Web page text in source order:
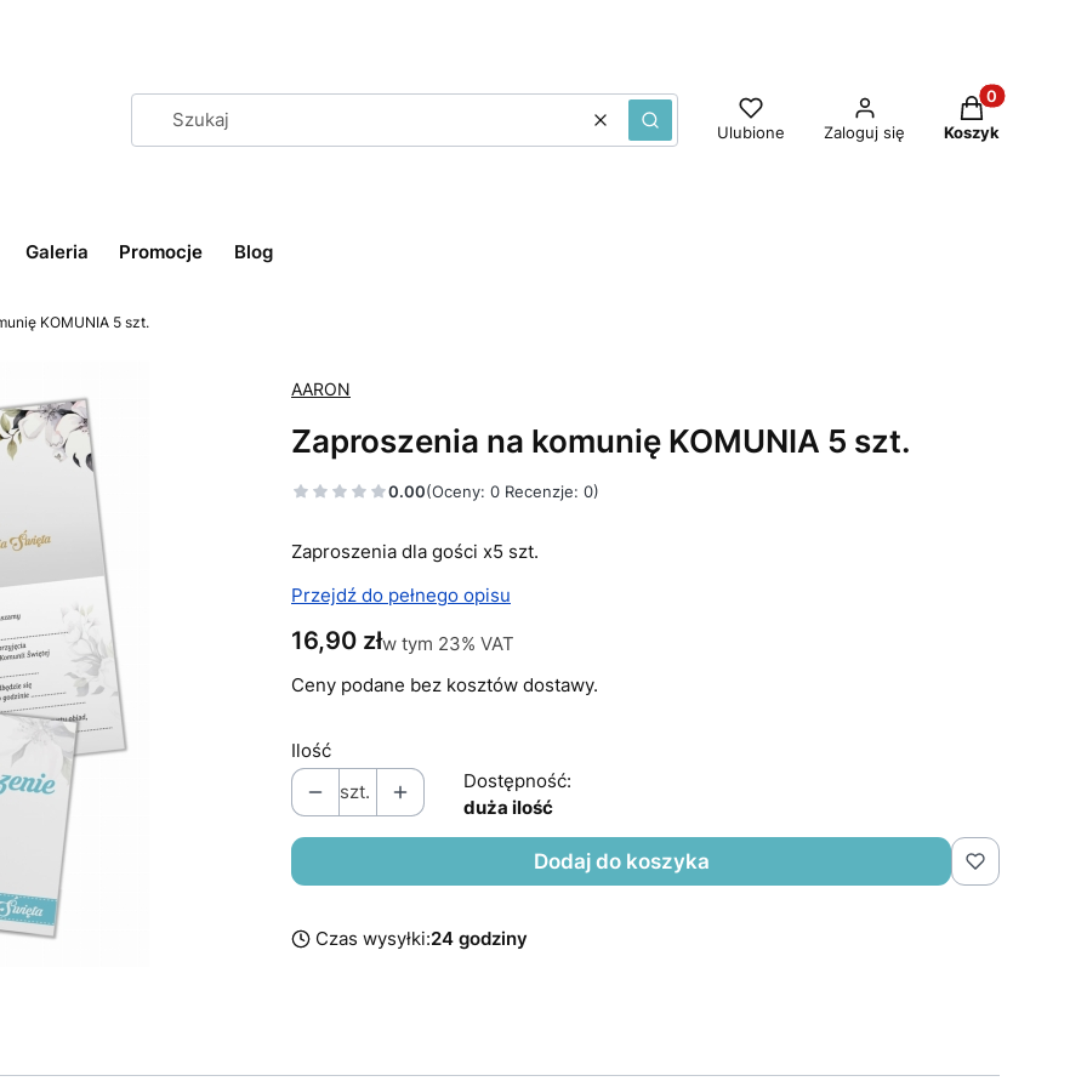
WyczyśćSzukaj Ulubione Zaloguj się
Produkty w
Koszyk
Galeria Promocje Blog
KOMUNIA 5 szt.
AARON
Zaproszenia na komunię KOMUNIA 5 szt.
0.00(Oceny: 0 Recenzje: 0)
Zaproszenia dla gości x5 szt.
Przejdź do pełnego opisu
Cena
16,90 złw tym 23% VAT
w tym 23% VAT
Ceny podane bez kosztów dostawy.
Ilość
szt.
Dostępność:
duża ilość
Dodaj do koszyka
Czas wysyłki:24 godziny